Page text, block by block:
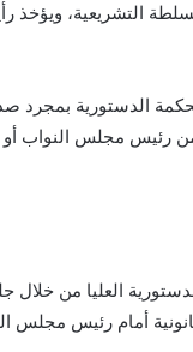
التشريعية،
الدستورية بمجرد
العليا من خلال
أمام رئيس مجلس